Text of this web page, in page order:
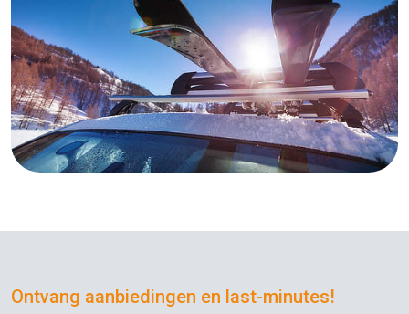
Ontvang aanbiedingen en last-minutes!